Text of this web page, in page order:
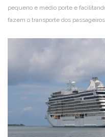
pequeno e médio porte e
fazem o transporte dos